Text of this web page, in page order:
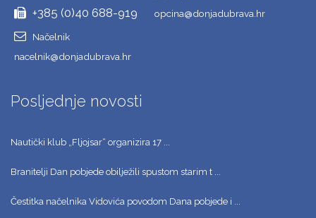
+385 (0)40 688-919
opcina@donjadubrava.hr
Načelnik
nacelnik@donjadubrava.hr
Posljednje novosti
Nautički klub „Fljojsar“ organizira 17 ...
Branitelji Dan pobjede obilježili spustom starim t ...
Čestitka načelnika Vidovića povodom Dana pobjede i ...